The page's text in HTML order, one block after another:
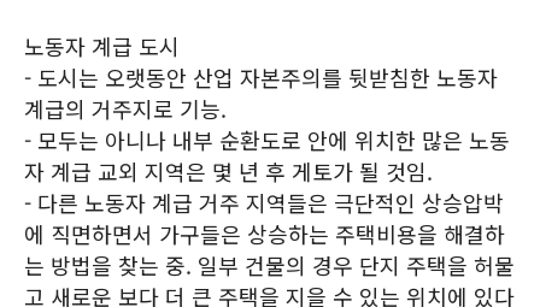
노동자 계급 도시
- 도시는 오랫동안 산업 자본주의를 뒷받침한 노동자
계급의 거주지로 기능.
- 모두는 아니나 내부 순환도로 안에 위치한 많은 노동
자 계급 교외 지역은 몇 년 후 게토가 될 것임.
- 다른 노동자 계급 거주 지역들은 극단적인 상승압박
에 직면하면서 가구들은 상승하는 주택비용을 해결하
는 방법을 찾는 중. 일부 건물의 경우 단지 주택을 허물
고 새로운 보다 더 큰 주택을 지을 수 있는 위치에 있다